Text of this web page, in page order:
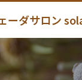
ーダサロン